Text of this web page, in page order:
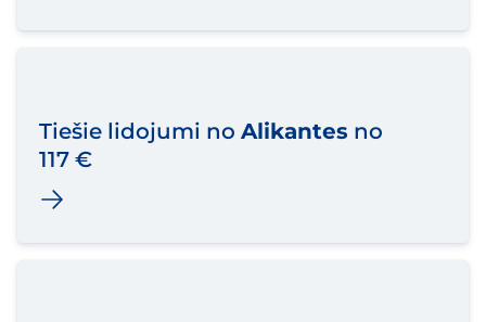
Tiešie lidojumi no Alikantes no
117 €